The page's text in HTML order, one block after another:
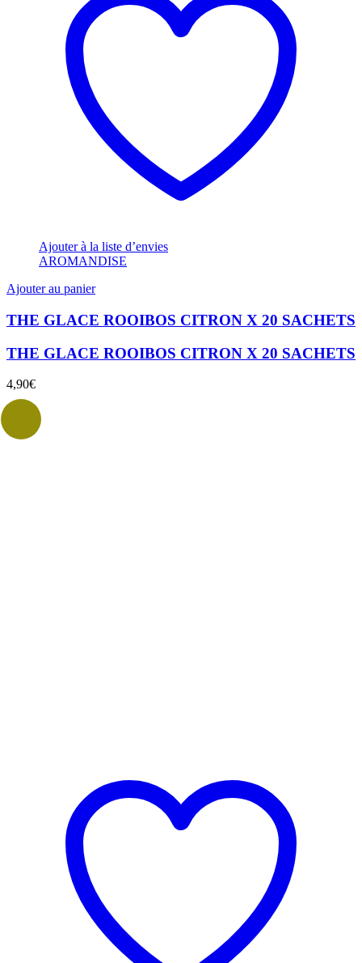
Ajouter à la liste d’envies
AROMANDISE
Ajouter au panier
THE GLACE ROOIBOS CITRON X 20 SACHETS
THE GLACE ROOIBOS CITRON X 20 SACHETS
4,90€